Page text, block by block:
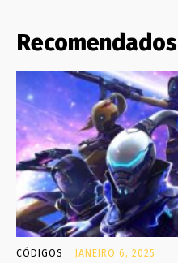
Recomendados
CÓDIGOS JANEIRO 6, 2025